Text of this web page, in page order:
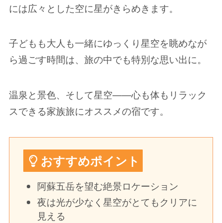
には広々とした空に星がきらめきます。
子どもも大人も一緒にゆっくり星空を眺めなが
ら過ごす時間は、旅の中でも特別な思い出に。
温泉と景色、そして星空——心も体もリラック
スできる家族旅にオススメの宿です。
おすすめポイント
阿蘇五岳を望む絶景ロケーション
夜は光が少なく星空がとてもクリアに
見える